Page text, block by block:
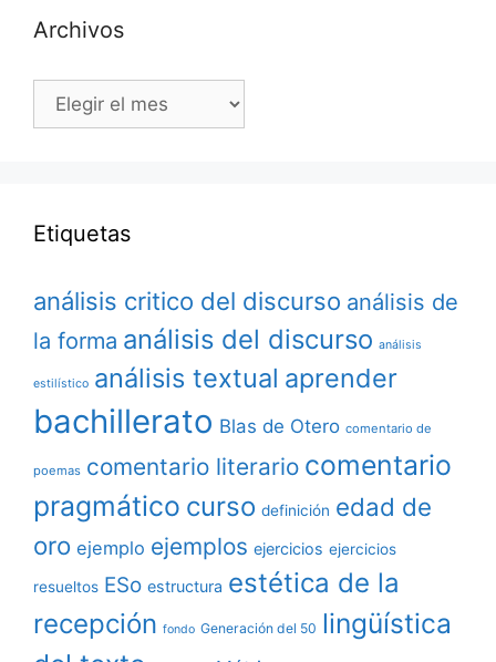
Archivos
Archivos
Etiquetas
análisis critico del discurso análisis de
la forma análisis del discurso análisis
estilístico análisis textual aprender
bachillerato Blas de Otero comentario de
poemas comentario literario comentario
pragmático curso definición edad de
oro ejemplo ejemplos ejercicios ejercicios
resueltos ESo estructura estética de la
recepción fondo Generación del 50 lingüística